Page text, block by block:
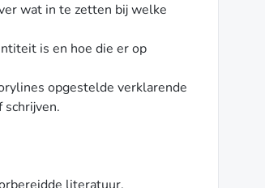
wat in te zetten bij welke
is en hoe die er op
opgestelde verklarende
schrijven.